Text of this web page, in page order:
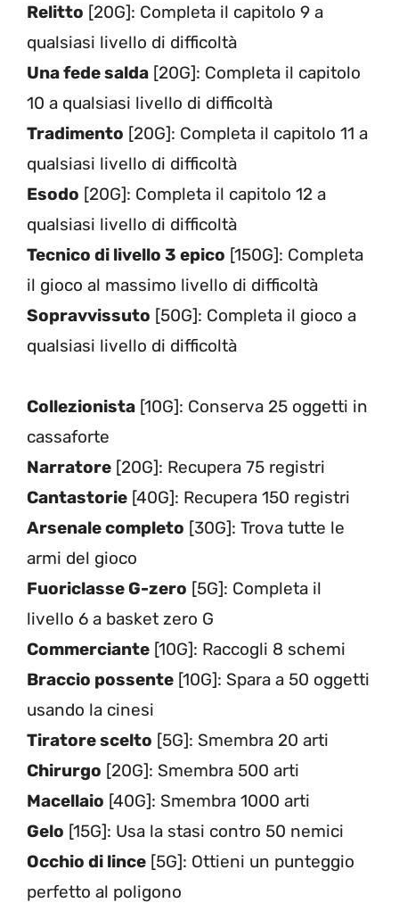
Relitto [20G]: Completa il capitolo 9 a
qualsiasi livello di difficoltà
Una fede salda [20G]: Completa il capitolo
10 a qualsiasi livello di difficoltà
Tradimento [20G]: Completa il capitolo 11 a
qualsiasi livello di difficoltà
Esodo [20G]: Completa il capitolo 12 a
qualsiasi livello di difficoltà
Tecnico di livello 3 epico [150G]: Completa
il gioco al massimo livello di difficoltà
Sopravvissuto [50G]: Completa il gioco a
qualsiasi livello di difficoltà
Collezionista [10G]: Conserva 25 oggetti in
cassaforte
Narratore [20G]: Recupera 75 registri
Cantastorie [40G]: Recupera 150 registri
Arsenale completo [30G]: Trova tutte le
armi del gioco
Fuoriclasse G-zero [5G]: Completa il
livello 6 a basket zero G
Commerciante [10G]: Raccogli 8 schemi
Braccio possente [10G]: Spara a 50 oggetti
usando la cinesi
Tiratore scelto [5G]: Smembra 20 arti
Chirurgo [20G]: Smembra 500 arti
Macellaio [40G]: Smembra 1000 arti
Gelo [15G]: Usa la stasi contro 50 nemici
Occhio di lince [5G]: Ottieni un punteggio
perfetto al poligono